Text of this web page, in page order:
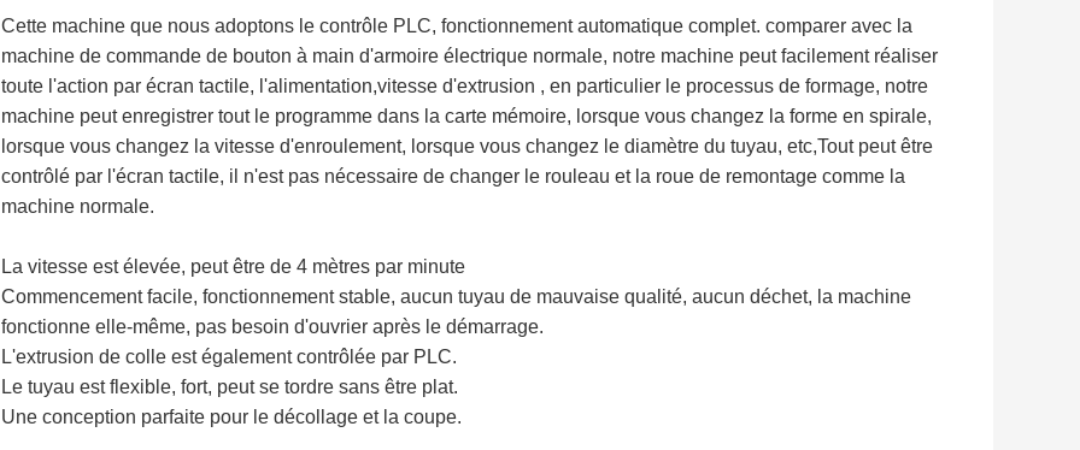
Cette machine que nous adoptons le contrôle PLC, fonctionnement automatique complet. comparer avec la
machine de commande de bouton à main d'armoire électrique normale, notre machine peut facilement réaliser
toute l'action par écran tactile, l'alimentation,vitesse d'extrusion , en particulier le processus de formage, notre
machine peut enregistrer tout le programme dans la carte mémoire, lorsque vous changez la forme en spirale,
lorsque vous changez la vitesse d'enroulement, lorsque vous changez le diamètre du tuyau, etc,Tout peut être
contrôlé par l'écran tactile, il n'est pas nécessaire de changer le rouleau et la roue de remontage comme la
machine normale.
La vitesse est élevée, peut être de 4 mètres par minute
Commencement facile, fonctionnement stable, aucun tuyau de mauvaise qualité, aucun déchet, la machine
fonctionne elle-même, pas besoin d'ouvrier après le démarrage.
L'extrusion de colle est également contrôlée par PLC.
Le tuyau est flexible, fort, peut se tordre sans être plat.
Une conception parfaite pour le décollage et la coupe.